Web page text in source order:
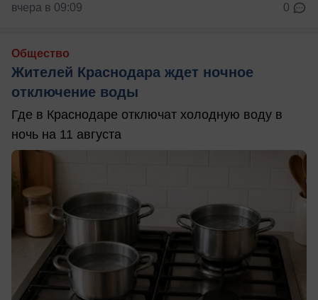
вчера в 09:09 0
Общество
Жителей Краснодара ждет ночное
отключение воды
Где в Краснодаре отключат холодную воду в
ночь на 11 августа